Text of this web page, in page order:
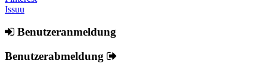
Issuu
Benutzeranmeldung
Benutzerabmeldung